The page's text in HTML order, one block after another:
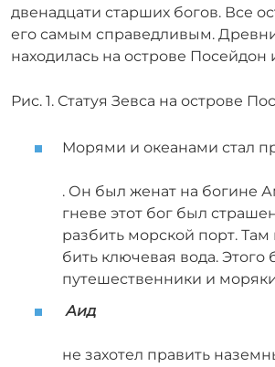
двенадцати старших богов. Все
его самым справедливым.
находилась на острове Посейдон
Рис. 1. Статуя Зевса на острове
Морями и океанами стал
. Он был женат на богине
гневе этот бог был
разбить морской порт.
бить ключевая вода. Этого
путешественники и
Аид
не захотел править